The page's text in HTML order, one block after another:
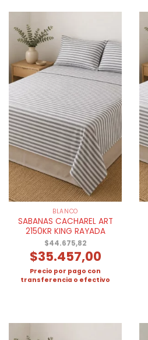
BLANCO
SABANAS CACHAREL ART
2150KR KING RAYADA
$44.675,82
$35.457,00
Precio por pago con
transferencia o efectivo